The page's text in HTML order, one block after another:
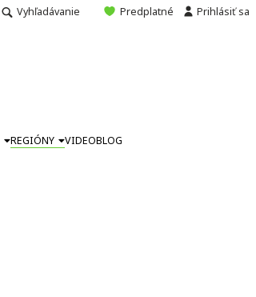
Vyhľadávanie Predplatné Prihlásiť sa
REGIÓNY VIDEOBLOG